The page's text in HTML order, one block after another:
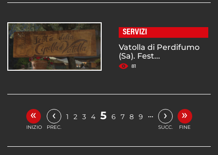
SERVIZI
Vatolla di Perdifumo
(Sa). Fest...
81
«
INIZIO
‹
PREC.
1 2 3 4 5 6 7 8 9 … ›
SUCC.
»
FINE